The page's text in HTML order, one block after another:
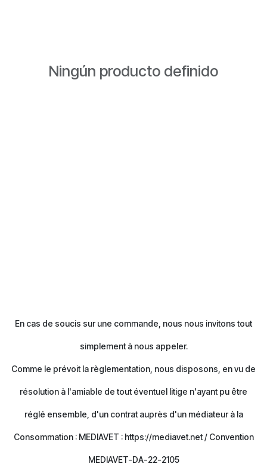
Ningún producto definido
En cas de soucis sur une commande, nous nous invitons tout
simplement à nous appeler.
Comme le prévoit la règlementation, nous disposons, en vu de
résolution à l'amiable de tout éventuel litige n'ayant pu être
réglé ensemble, d'un contrat auprès d'un médiateur à la
Consommation : MEDIAVET : https://mediavet.net / Convention
MEDIAVET-DA-22-2105